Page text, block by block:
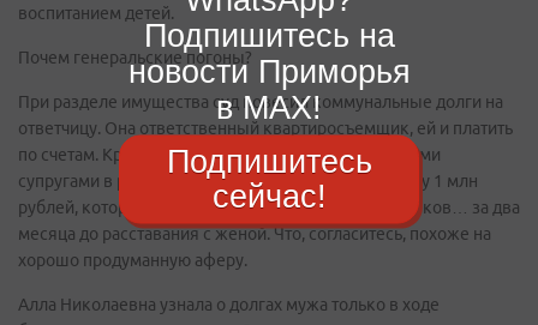
воспитанием детей.
Почем генеральские погоны?
При разделе имущества суд повесил коммунальные долги на
ответчицу. Она ответственный квартиросъемщик, ей и платить
по счетам. Кроме того, суд разделил между бывшими
супругами в равных долях долг по кредиту на сумму 1 млн
рублей, который Гурьянов оформил в одном из банков… за два
месяца до расставания с женой. Что, согласитесь, похоже на
хорошо продуманную аферу.
Алла Николаевна узнала о долгах мужа только в ходе
Подпишитесь на
новости Приморья
в MAX!
Подпишитесь
сейчас!